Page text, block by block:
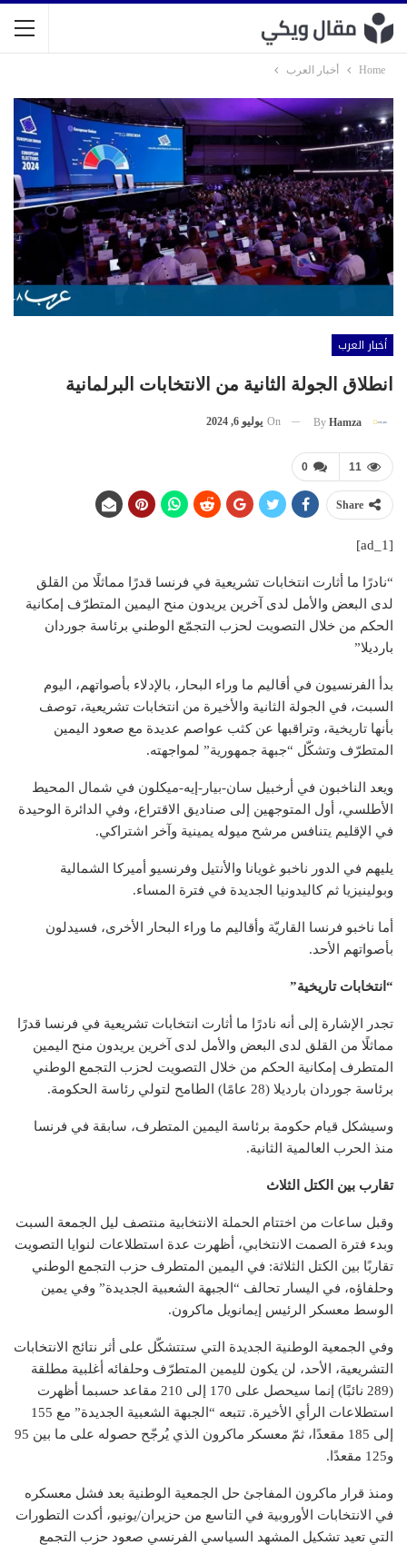
Home أخبار العرب
أخبار العرب
انطلاق الجولة الثانية من الانتخابات البرلمانية
By Hamza
On يوليو 6, 2024
0 11
Share
[ad_1]
“نادرًا ما أثارت انتخابات تشريعية في فرنسا قدرًا مماثلًا من القلق
لدى البعض والأمل لدى آخرين يريدون منح اليمين المتطرّف إمكانية
الحكم من خلال التصويت لحزب التجمّع الوطني برئاسة جوردان
بارديلا”
بدأ الفرنسيون في أقاليم ما وراء البحار، بالإدلاء بأصواتهم، اليوم
السبت، في الجولة الثانية والأخيرة من انتخابات تشريعية، توصف
بأنها تاريخية، وتراقبها عن كثب عواصم عديدة مع صعود اليمين
المتطرّف وتشكّل “جبهة جمهورية” لمواجهته.
ويعد الناخبون في أرخبيل سان-بيار-إيه-ميكلون في شمال المحيط
الأطلسي، أول المتوجهين إلى صناديق الاقتراع، وفي الدائرة الوحيدة
في الإقليم يتنافس مرشح ميوله يمينية وآخر اشتراكي.
يليهم في الدور ناخبو غويانا والأنتيل وفرنسيو أميركا الشمالية
وبولينيزيا ثم كاليدونيا الجديدة في فترة المساء.
أما ناخبو فرنسا القاريّة وأقاليم ما وراء البحار الأخرى، فسيدلون
بأصواتهم الأحد.
“انتخابات تاريخية”
تجدر الإشارة إلى أنه نادرًا ما أثارت انتخابات تشريعية في فرنسا قدرًا
مماثلًا من القلق لدى البعض والأمل لدى آخرين يريدون منح اليمين
المتطرف إمكانية الحكم من خلال التصويت لحزب التجمع الوطني
برئاسة جوردان بارديلا (28 عامًا) الطامح لتولي رئاسة الحكومة.
وسيشكل قيام حكومة برئاسة اليمين المتطرف، سابقة في فرنسا
منذ الحرب العالمية الثانية.
تقارب بين الكتل الثلاث
وقبل ساعات من اختتام الحملة الانتخابية منتصف ليل الجمعة السبت
وبدء فترة الصمت الانتخابي، أظهرت عدة استطلاعات لنوايا التصويت
تقاربًا بين الكتل الثلاثة: في اليمين المتطرف حزب التجمع الوطني
وحلفاؤه، في اليسار تحالف “الجبهة الشعبية الجديدة” وفي يمين
الوسط معسكر الرئيس إيمانويل ماكرون.
وفي الجمعية الوطنية الجديدة التي ستتشكّل على أثر نتائج الانتخابات
التشريعية، الأحد، لن يكون لليمين المتطرّف وحلفائه أغلبية مطلقة
(289 نائبًا) إنما سيحصل على 170 إلى 210 مقاعد حسبما أظهرت
استطلاعات الرأي الأخيرة. تتبعه “الجبهة الشعبية الجديدة” مع 155
إلى 185 مقعدًا، ثمّ معسكر ماكرون الذي يُرجّح حصوله على ما بين 95
و125 مقعدًا.
ومنذ قرار ماكرون المفاجئ حل الجمعية الوطنية بعد فشل معسكره
في الانتخابات الأوروبية في التاسع من حزيران/يونيو، أكدت التطورات
التي تعيد تشكيل المشهد السياسي الفرنسي صعود حزب التجمع